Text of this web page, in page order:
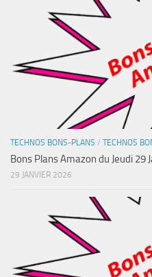
TECHNOS BONS-PLANS / TECHNOS
Bons Plans Amazon du Jeudi 29
29 JANVIER 2026